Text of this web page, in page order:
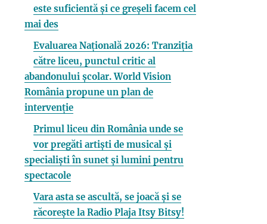
este suficientă și ce greșeli facem cel
mai des
Evaluarea Națională 2026: Tranziția
către liceu, punctul critic al
abandonului școlar. World Vision
România propune un plan de
intervenție
Primul liceu din România unde se
vor pregăti artiști de musical și
specialiști în sunet și lumini pentru
spectacole
Vara asta se ascultă, se joacă și se
răcorește la Radio Plaja Itsy Bitsy!